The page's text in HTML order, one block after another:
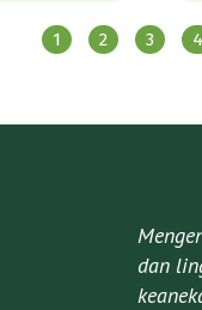
1 2 3 4
dan